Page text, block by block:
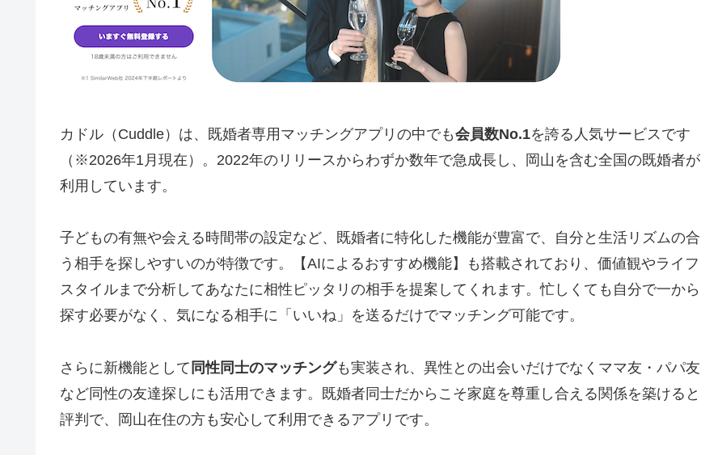
カドル（Cuddle）は、既婚者専用マッチングアプリの中でも会員数No.1を誇る人気サービスです
（※2026年1月現在）。2022年のリリースからわずか数年で急成長し、岡山を含む全国の既婚者が
利用しています。
子どもの有無や会える時間帯の設定など、既婚者に特化した機能が豊富で、自分と生活リズムの合
う相手を探しやすいのが特徴です。【AIによるおすすめ機能】も搭載されており、価値観やライフ
スタイルまで分析してあなたに相性ピッタリの相手を提案してくれます。忙しくても自分で一から
探す必要がなく、気になる相手に「いいね」を送るだけでマッチング可能です。
さらに新機能として 同性同士のマッチングも実装され、異性との出会いだけでなくママ友・パパ友
など同性の友達探しにも活用できます。既婚者同士だからこそ家庭を尊重し合える関係を築けると
評判で、岡山在住の方も安心して利用できるアプリです。